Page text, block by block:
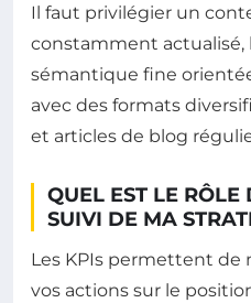
Il faut privilégier un
constamment actualisé,
sémantique fine
avec des formats
et articles de blog
QUEL EST LE RÔLE
SUIVI DE MA
Les KPIs permettent de
vos actions sur le